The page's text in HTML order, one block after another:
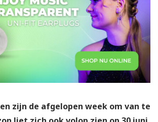
zijn de afgelopen week om van te